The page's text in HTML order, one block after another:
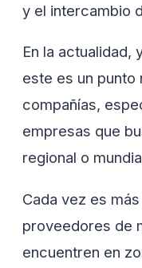
y el intercambio
En la actualidad,
este es un punto
compañías,
empresas que
regional o
Cada vez es
proveedores de
encuentren en